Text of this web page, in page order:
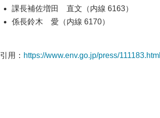
課長補佐増田 直文（内線 6163）
係長鈴木 愛（内線 6170）
引用： https://www.env.go.jp/press/111183.html